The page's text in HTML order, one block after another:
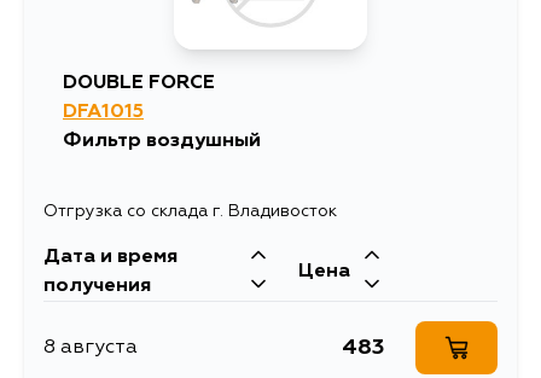
1505
13 августа
14 августа 1333
23 августа 1817
DOUBLE FORCE
DFA1015
Фильтр воздушный
Отгрузка со склада г. Владивосток
Дата и время
получения
Цена
8 августа 483